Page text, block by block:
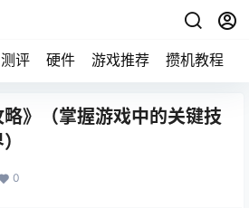
测评 硬件 游戏推荐 攒机教程
略》（掌握游戏中的关键技
0